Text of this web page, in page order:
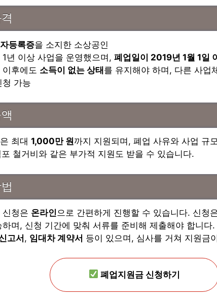
등록증을 소지한 소상공인
1년 이상 사업을 운영했으며, 폐업일이 2019년 1월 1일
이후에도 소득이 없는 상태를 유지해야 하며, 다른 사업
청 가능
최대 1,000만 원까지 지원되며, 폐업 사유와 사업 규
철거비와 같은 부가적 지원도 받을 수 있습니다.
청은 온라인으로 간편하게 진행할 수 있습니다. 신청
하며, 신청 기간에 맞춰 서류를 준비해 제출해야 합니다
고서, 임대차 계약서 등이 있으며, 심사를 거쳐 지원금
폐업지원금 신청하기